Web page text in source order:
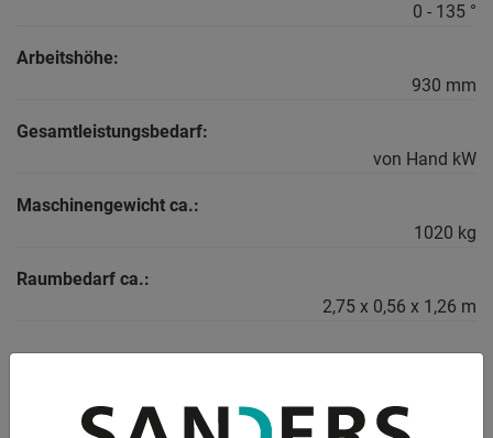
0 - 135 °
Arbeitshöhe:
930 mm
Gesamtleistungsbedarf:
von Hand kW
Maschinengewicht ca.:
1020 kg
Raumbedarf ca.:
2,75 x 0,56 x 1,26 m
BESCHREIBUNG